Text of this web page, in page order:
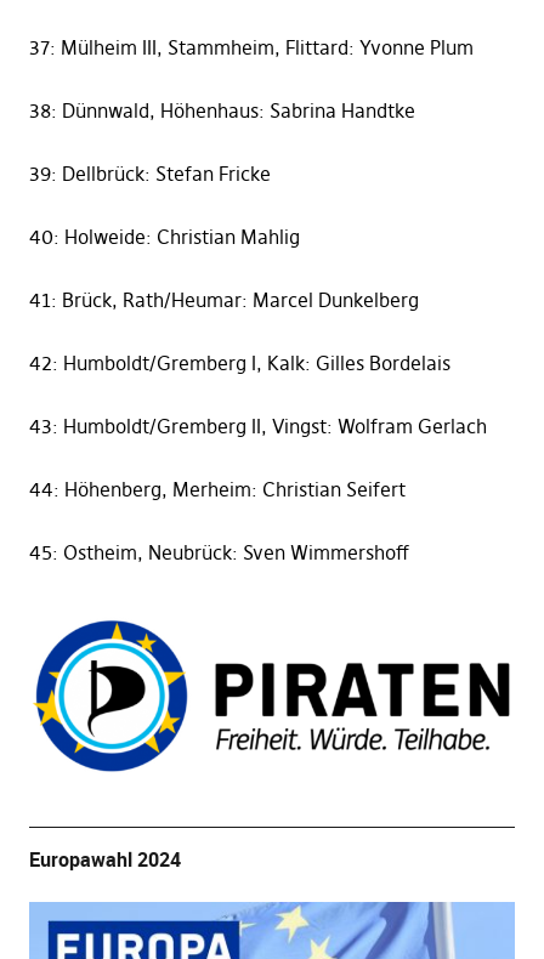
37: Mülheim III, Stammheim, Flittard: Yvonne Plum
38: Dünnwald, Höhenhaus: Sabrina Handtke
39: Dellbrück: Stefan Fricke
40: Holweide: Christian Mahlig
41: Brück, Rath/Heumar: Marcel Dunkelberg
42: Humboldt/Gremberg I, Kalk: Gilles Bordelais
43: Humboldt/Gremberg II, Vingst: Wolfram Gerlach
44: Höhenberg, Merheim: Christian Seifert
45: Ostheim, Neubrück: Sven Wimmershoff
Europawahl 2024